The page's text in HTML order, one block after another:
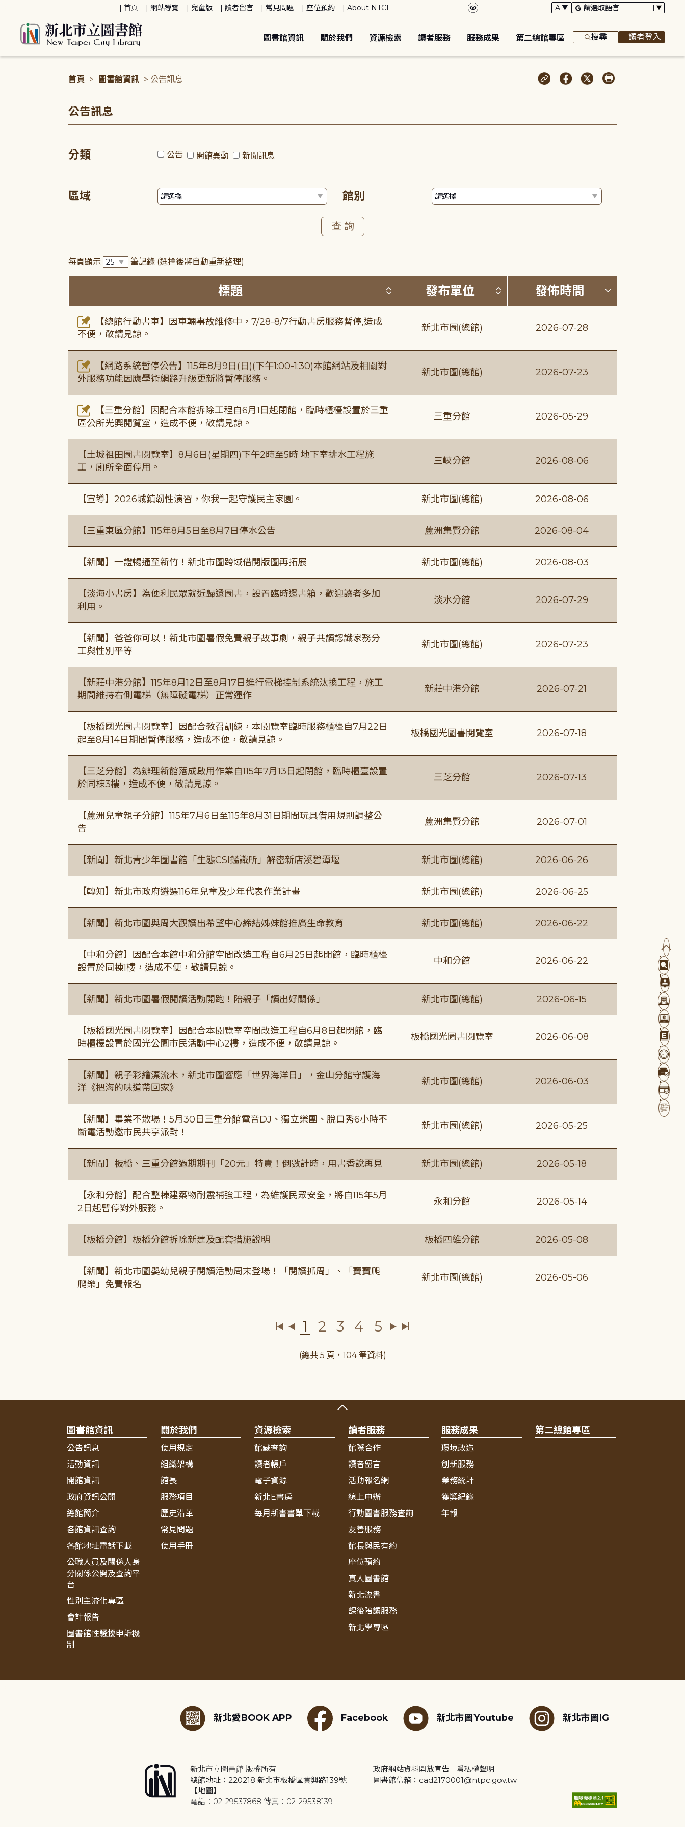
首頁 網站導覽 兒童版 讀者留言 常見問題 座位預約 About NTCL
圖書館資訊 關於我們 資源檢索 讀者服務 服務成果 第二總館專區 搜尋 讀者登入
首頁 > 圖書館資訊 > 公告訊息
公告訊息
分類 公告 開館異動 新聞訊息
區域 館別
每頁顯示 筆記錄 (選擇後將自動重新整理)
標題 按標題排序 (升降冪)
發布單位 按發布單位排序 (升降冪)
發佈時間 按發佈時間
【總館行動書車】因車輛事故維修中，7/28-8/7行動書房服務暫停,造成
不便，敬請見諒。
新北市圖(總館) 2026-07-28
【網路系統暫停公告】115年8月9日(日)(下午1:00-1:30)本館網站及相關對
外服務功能因應學術網路升級更新將暫停服務。
新北市圖(總館) 2026-07-23
【三重分館】因配合本館拆除工程自6月1日起閉館，臨時櫃檯設置於三重
區公所光興閱覽室，造成不便，敬請見諒。
三重分館 2026-05-29
【土城祖田圖書閱覽室】8月6日(星期四)下午2時至5時 地下室排水工程施
工，廁所全面停用。
三峽分館 2026-08-06
【宣導】2026城鎮韌性演習，你我一起守護民主家園。 新北市圖(總館) 2026-08-06
【三重東區分館】115年8月5日至8月7日停水公告 蘆洲集賢分館 2026-08-04
【新聞】一證暢通至新竹！新北市圖跨域借閱版圖再拓展 新北市圖(總館) 2026-08-03
【淡海小書房】為便利民眾就近歸還圖書，設置臨時還書箱，歡迎讀者多加
利用。
淡水分館 2026-07-29
【新聞】爸爸你可以！新北市圖暑假免費親子故事劇，親子共讀認識家務分
工與性別平等
新北市圖(總館) 2026-07-23
【新莊中港分館】115年8月12日至8月17日進行電梯控制系統汰換工程，施工
期間維持右側電梯（無障礙電梯）正常運作
新莊中港分館 2026-07-21
【板橋國光圖書閱覽室】因配合教召訓練，本閱覽室臨時服務櫃檯自7月22日
起至8月14日期間暫停服務，造成不便，敬請見諒。
板橋國光圖書閱覽室 2026-07-18
【三芝分館】為辦理新館落成啟用作業自115年7月13日起閉館，臨時櫃臺設置
於同棟3樓，造成不便，敬請見諒。
三芝分館 2026-07-13
【蘆洲兒童親子分館】115年7月6日至115年8月31日期間玩具借用規則調整公
告
蘆洲集賢分館 2026-07-01
【新聞】新北青少年圖書館「生態CSI鑑識所」解密新店溪碧潭堰 新北市圖(總館) 2026-06-26
【轉知】新北市政府遴選116年兒童及少年代表作業計畫 新北市圖(總館) 2026-06-25
【新聞】新北市圖與周大觀讀出希望中心締結姊妹館推廣生命教育 新北市圖(總館) 2026-06-22
【中和分館】因配合本館中和分館空間改造工程自6月25日起閉館，臨時櫃檯
設置於同棟1樓，造成不便，敬請見諒。
中和分館 2026-06-22
【新聞】新北市圖暑假閱讀活動開跑！陪親子「讀出好關係」 新北市圖(總館) 2026-06-15
【板橋國光圖書閱覽室】因配合本閱覽室空間改造工程自6月8日起閉館，臨
時櫃檯設置於國光公園市民活動中心2樓，造成不便，敬請見諒。
板橋國光圖書閱覽室 2026-06-08
【新聞】親子彩繪漂流木，新北市圖響應「世界海洋日」，金山分館守護海
洋《把海的味道帶回家》
新北市圖(總館) 2026-06-03
【新聞】畢業不散場！5月30日三重分館電音DJ、獨立樂團、脫口秀6小時不
斷電活動邀市民共享派對！
新北市圖(總館) 2026-05-25
【新聞】板橋、三重分館過期期刊「20元」特賣！倒數計時，用書香說再見 新北市圖(總館) 2026-05-18
【永和分館】配合整棟建築物耐震補強工程，為維護民眾安全，將自115年5月
2日起暫停對外服務。
永和分館 2026-05-14
【板橋分館】板橋分館拆除新建及配套措施說明 板橋四維分館 2026-05-08
【新聞】新北市圖嬰幼兒親子閱讀活動周末登場！「閱讀抓周」、「寶寶爬
爬樂」免費報名
新北市圖(總館) 2026-05-06
1 2 3 4 5
(總共 5 頁，104 筆資料)
圖書館資訊
公告訊息
活動資訊
開館資訊
政府資訊公開
總館簡介
各館資訊查詢
各館地址電話下載
公職人員及關係人身
分關係公開及查詢平
台
性別主流化專區
會計報告
圖書館性騷擾申訴機
制
關於我們
使用規定
組織架構
館長
服務項目
歷史沿革
常見問題
使用手冊
資源檢索
館藏查詢
讀者帳戶
電子資源
新北E書房
每月新書書單下載
讀者服務
館際合作
讀者留言
活動報名網
線上申辦
行動圖書服務查詢
友善服務
館長與民有約
座位預約
真人圖書館
新北漂書
課後陪讀服務
新北學專區
服務成果
環境改造
創新服務
業務統計
獲獎紀錄
年報
第二總館專區
新北愛BOOK APP Facebook 新北市圖Youtube 新北市圖IG
新北市立圖書館 版權所有
總館地址：220218 新北市板橋區貴興路139號
【地圖】
電話：02-29537868 傳真：02-29538139
政府網站資料開放宣告 | 隱私權聲明
圖書館信箱：cad2170001@ntpc.gov.tw